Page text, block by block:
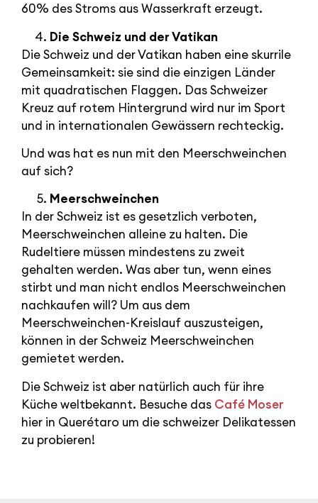
60% des Stroms aus Wasserkraft erzeugt.
Die Schweiz und der Vatikan
Die Schweiz und der Vatikan haben eine skurrile
Gemeinsamkeit: sie sind die einzigen Länder
mit quadratischen Flaggen. Das Schweizer
Kreuz auf rotem Hintergrund wird nur im Sport
und in internationalen Gewässern rechteckig.
Und was hat es nun mit den Meerschweinchen
auf sich?
Meerschweinchen
In der Schweiz ist es gesetzlich verboten,
Meerschweinchen alleine zu halten. Die
Rudeltiere müssen mindestens zu zweit
gehalten werden. Was aber tun, wenn eines
stirbt und man nicht endlos Meerschweinchen
nachkaufen will? Um aus dem
Meerschweinchen-Kreislauf auszusteigen,
können in der Schweiz Meerschweinchen
gemietet werden.
Die Schweiz ist aber natürlich auch für ihre
Küche weltbekannt. Besuche das Café Moser
hier in Querétaro um die schweizer Delikatessen
zu probieren!